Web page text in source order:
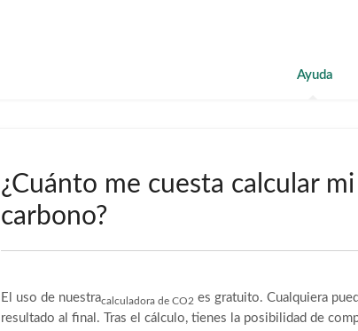
Ayuda
¿Cuánto me cuesta calcular
carbono?
El uso de nuestracalculadora de CO2 es gratuito. Cualquiera
resultado al final. Tras el cálculo, tienes la posibilidad de